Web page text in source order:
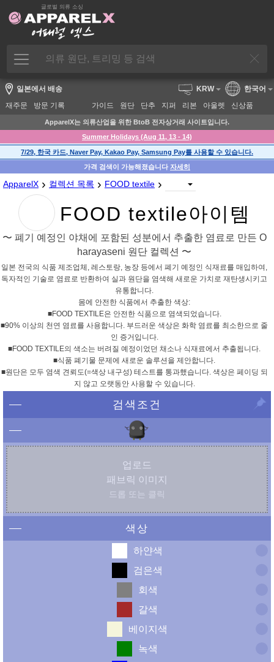
글로벌 의류 소싱
일본에서 배송
재주문
방문 기록 가이드 원단 단추 지퍼 리본 아울렛 신상품
KRW 한국어
ApparelX는 의류산업을 위한 BtoB 전자상거래 사이트입니다.
Summer Holidays (Aug 11, 13 - 14)
7/29, 한국 카드, Naver Pay, Kakao Pay, Samsung Pay를 사용할 수 있습니다.
가격 검색이 가능해졌습니다 자세히
ApparelX › 컬렉션 목록 › FOOD textile ›
FOOD textile아이템
〜 폐기 예정인 야채에 포함된 성분에서 추출한 염료로 만든 O
harayaseni 원단 컬렉션 〜
일본 전국의 식품 제조업체, 레스토랑, 농장 등에서 폐기 예정인 식재료를 매입하여,
독자적인 기술로 염료로 반환하여 실과 원단을 염색해 새로운 가치로 재탄생시키고
유통합니다.
몸에 안전한 식품에서 추출한 색상:
■FOOD TEXTILE은 안전한 식품으로 염색되었습니다.
■90% 이상의 천연 염료를 사용합니다. 부드러운 색상은 화학 염료를 최소한으로 줄
인 증거입니다.
■FOOD TEXTILE의 색소는 버려질 예정이었던 채소나 식재료에서 추출됩니다.
■식품 폐기물 문제에 새로운 솔루션을 제안합니다.
■원단은 모두 염색 견뢰도(=색상 내구성) 테스트를 통과했습니다. 색상은 페이딩 되
지 않고 오랫동안 사용할 수 있습니다.
검색조건
업로드
패브릭 이미지
드롭 또는 클릭
색상
하얀색
검은색
회색
갈색
베이지색
녹색